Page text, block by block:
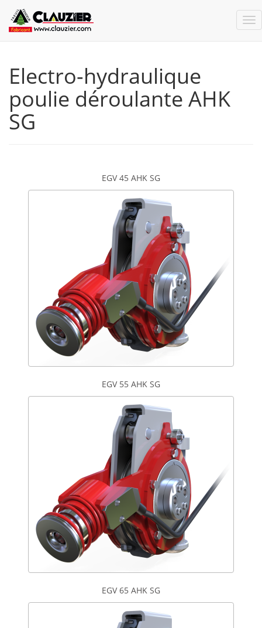
Electro-hydraulique
poulie déroulante AHK
SG
EGV 45 AHK SG
EGV 55 AHK SG
EGV 65 AHK SG